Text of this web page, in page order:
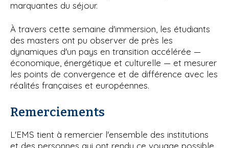
marquantes du séjour.
À travers cette semaine d'immersion, les étudiants
des masters ont pu observer de près les
dynamiques d'un pays en transition accélérée —
économique, énergétique et culturelle — et mesurer
les points de convergence et de différence avec les
réalités françaises et européennes.
Remerciements
L'EMS tient à remercier l'ensemble des institutions
et des personnes qui ont rendu ce voyage possible